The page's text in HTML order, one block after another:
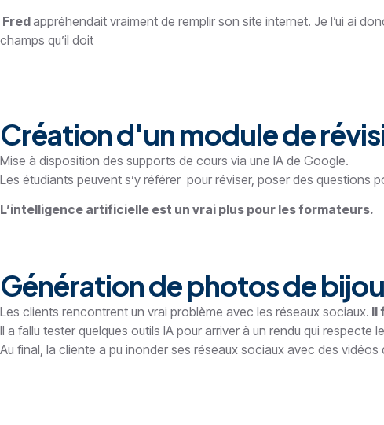
Fredappréhendait vraiment de remplir son site internet. Je l’ui ai
champs qu’il doit
Création d'un module de
Mise à disposition des supports de cours via une IA de Google.
Les étudiants peuvent s’y référer pour réviser, poser des questions
L’intelligence artificielle est un vrai plus pour les formateurs.
Génération de photos de
Les clients rencontrent un vrai problème avec les réseaux sociaux. Il
Il a fallu tester quelques outils IA pour arriver à un rendu qui respecte
Au final, la cliente a pu inonder ses réseaux sociaux avec des